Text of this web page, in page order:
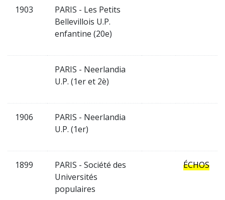
1903
PARIS - Les Petits
Bellevillois U.P.
enfantine (20e)
PARIS - Neerlandia
U.P. (1er et 2è)
1906
PARIS - Neerlandia
U.P. (1er)
1899
PARIS - Société des
Universités
populaires
ÉCHOS